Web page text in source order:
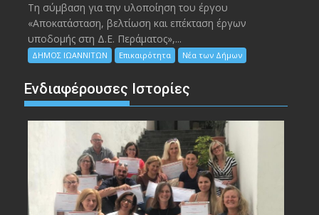
Τη σύμβαση για την υλοποίηση του έργου
«Αποκατάσταση, βελτίωση και επέκταση έργων
υποδομής στη Δ.Ε. Περάματος»,...
ΔΗΜΟΣ ΙΩΑΝΝΙΤΩΝ Επικαιρότητα Νέα των Δήμων
Ενδιαφέρουσες Ιστορίες